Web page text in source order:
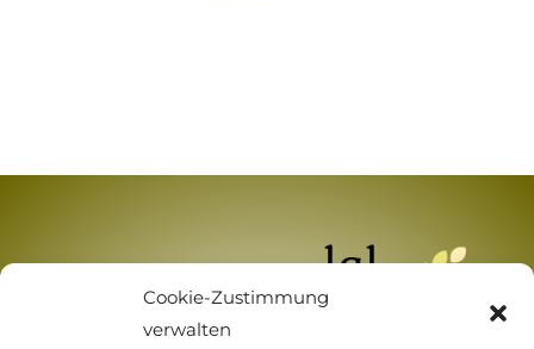
Cookie-Zustimmung
verwalten